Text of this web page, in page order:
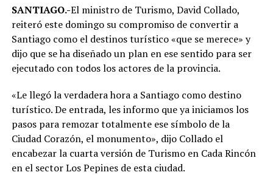
SANTIAGO.-El ministro de Turismo, David Collado,
reiteró este domingo su compromiso de convertir a
Santiago como el destinos turístico «que se merece» y
dijo que se ha diseñado un plan en ese sentido para ser
ejecutado con todos los actores de la provincia.
«Le llegó la verdadera hora a Santiago como destino
turístico. De entrada, les informo que ya iniciamos los
pasos para remozar totalmente ese símbolo de la
Ciudad Corazón, el monumento», dijo Collado el
encabezar la cuarta versión de Turismo en Cada Rincón
en el sector Los Pepines de esta ciudad.